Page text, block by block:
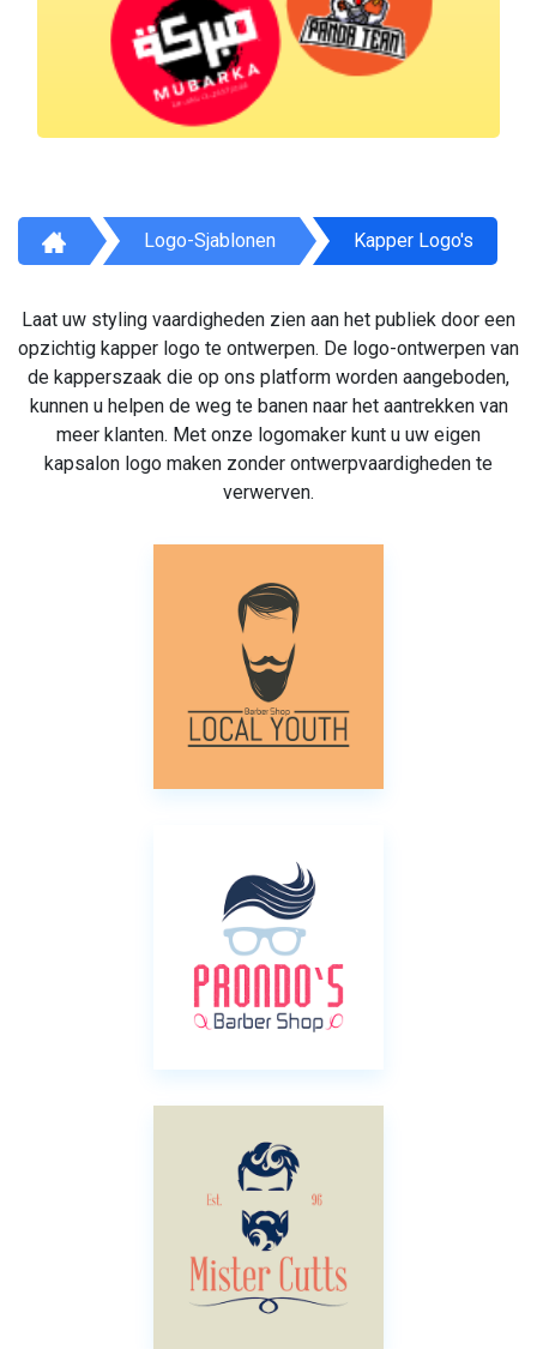
Logo-Sjablonen Kapper Logo's
Laat uw styling vaardigheden zien aan het publiek door een
opzichtig kapper logo te ontwerpen. De logo-ontwerpen van
de kapperszaak die op ons platform worden aangeboden,
kunnen u helpen de weg te banen naar het aantrekken van
meer klanten. Met onze logomaker kunt u uw eigen
kapsalon logo maken zonder ontwerpvaardigheden te
verwerven.